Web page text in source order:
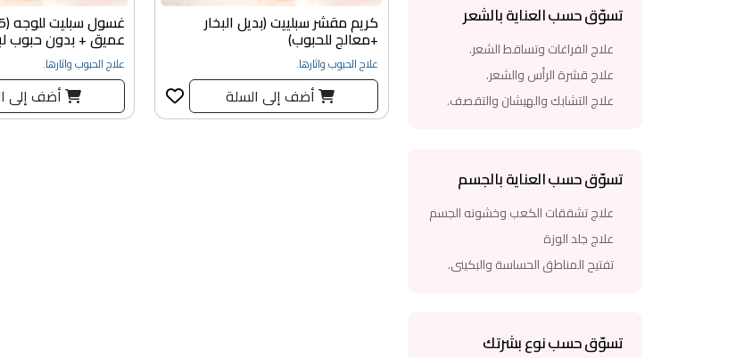
تسوّق حسب العناية بالشعر
علاج الفراغات وتساقط الشعر.
علاج قشرة الرأس والشعر.
علاج التشابك والهيشان والتقصف.
تسوّق حسب العناية بالجسم
علاج تشققات الكعب وخشونه الجسم
علاج جلد الوزة
تفتيح المناطق الحساسة والبكينى.
تسوّق حسب نوع بشرتك
كريم مقشر سبلييت (بديل البخار
+معالج للحبوب)
علاج الحبوب واثارها.
أضف إلى السلة
عميق + بدون حبوب
علاج الحبوب واثارها.
أضف إلى